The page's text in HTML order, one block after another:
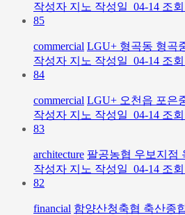
작성자 지노 작성일 04-14 조회
85
commercial LGU+ 형곡동 형곡
작성자 지노 작성일 04-14 조회
84
commercial LGU+ 오천읍 포은
작성자 지노 작성일 04-14 조회
83
architecture 팔공농협 우보지점
작성자 지노 작성일 04-14 조회
82
financial 함양산청축협 축산종